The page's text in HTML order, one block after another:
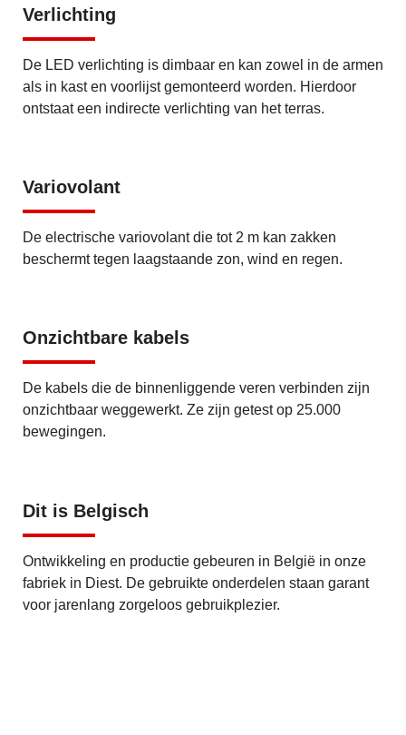
Verlichting
De LED verlichting is dimbaar en kan zowel in de armen
als in kast en voorlijst gemonteerd worden. Hierdoor
ontstaat een indirecte verlichting van het terras.
Variovolant
De electrische variovolant die tot 2 m kan zakken
beschermt tegen laagstaande zon, wind en regen.
Onzichtbare kabels
De kabels die de binnenliggende veren verbinden zijn
onzichtbaar weggewerkt. Ze zijn getest op 25.000
bewegingen.
Dit is Belgisch
Ontwikkeling en productie gebeuren in België in onze
fabriek in Diest. De gebruikte onderdelen staan garant
voor jarenlang zorgeloos gebruikplezier.